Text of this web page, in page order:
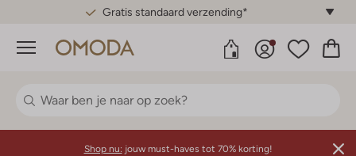
Gratis standaard verzending*
Menu
Shop nu: jouw must-haves tot 70% korting!